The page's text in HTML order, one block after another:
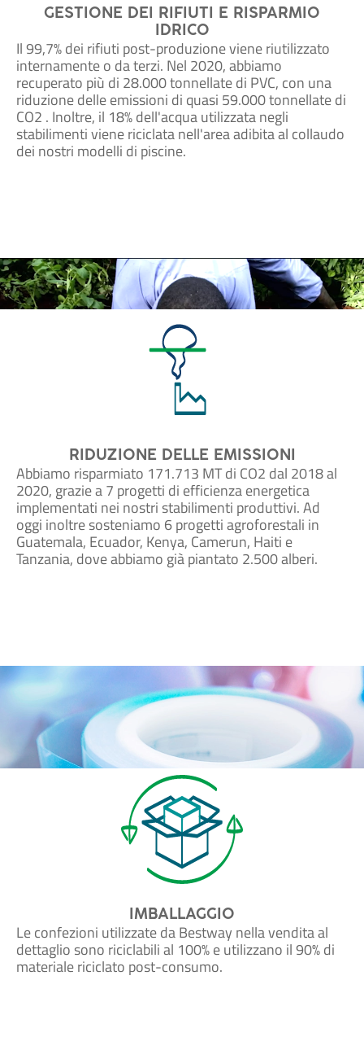
GESTIONE DEI RIFIUTI E RISPARMIO
IDRICO
Il 99,7% dei rifiuti post-produzione viene riutilizzato
internamente o da terzi. Nel 2020, abbiamo
recuperato più di 28.000 tonnellate di PVC, con una
riduzione delle emissioni di quasi 59.000 tonnellate di
CO2 . Inoltre, il 18% dell'acqua utilizzata negli
stabilimenti viene riciclata nell'area adibita al collaudo
dei nostri modelli di piscine.
RIDUZIONE DELLE EMISSIONI
Abbiamo risparmiato 171.713 MT di CO2 dal 2018 al
2020, grazie a 7 progetti di efficienza energetica
implementati nei nostri stabilimenti produttivi. Ad
oggi inoltre sosteniamo 6 progetti agroforestali in
Guatemala, Ecuador, Kenya, Camerun, Haiti e
Tanzania, dove abbiamo già piantato 2.500 alberi.
IMBALLAGGIO
Le confezioni utilizzate da Bestway nella vendita al
dettaglio sono riciclabili al 100% e utilizzano il 90% di
materiale riciclato post-consumo.